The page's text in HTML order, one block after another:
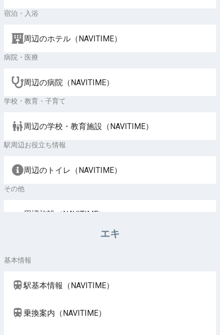
宿泊・入浴
周辺のホテル（NAVITIME）
病院・医療
周辺の病院（NAVITIME）
学校・教育・子育て
周辺の学校・教育施設（NAVITIME）
駅周辺お役立ち情報
周辺のトイレ（NAVITIME）
その他
周辺施設（NAVITIME）
エキ
基本情報
駅基本情報（NAVITIME）
乗換案内（NAVITIME）